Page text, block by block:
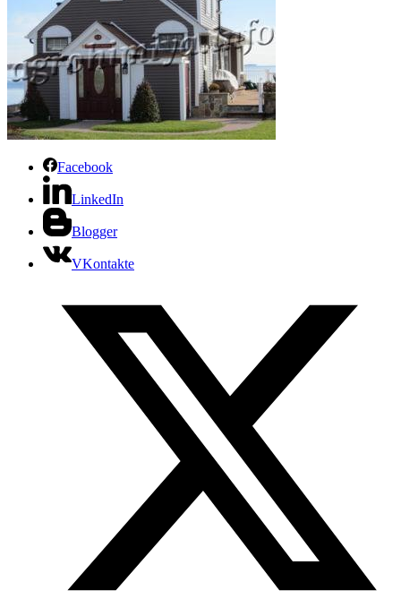
Facebook
LinkedIn
Blogger
VKontakte